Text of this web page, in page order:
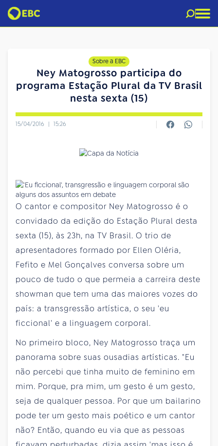
Sobre a EBC
Ney Matogrosso participa do
programa Estação Plural da TV Brasil
nesta sexta (15)
15/04/2016 | 15:26
O cantor e compositor Ney Matogrosso é o
convidado da edição do Estação Plural desta
sexta (15), às 23h, na TV Brasil. O trio de
apresentadores formado por Ellen Oléria,
Fefito e Mel Gonçalves conversa sobre um
pouco de tudo o que permeia a carreira deste
showman que tem uma das maiores vozes do
país: a transgressão artística, o seu 'eu
ficcional' e a linguagem corporal.
No primeiro bloco, Ney Matogrosso traça um
panorama sobre suas ousadias artísticas. "Eu
não percebi que tinha muito de feminino em
mim. Porque, pra mim, um gesto é um gesto,
seja de qualquer pessoa. Por que um bailarino
pode ter um gesto mais poético e um cantor
não? Então, quando eu via que as pessoas